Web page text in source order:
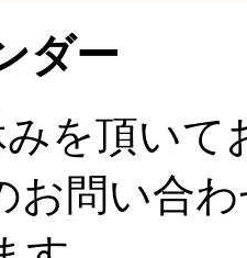
ダー
を頂いて
お問い合